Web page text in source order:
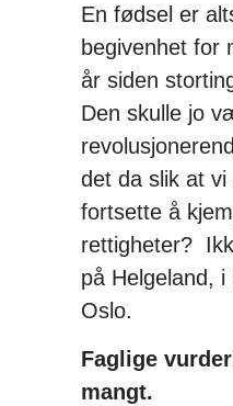
En fødsel er
begivenhet for
år siden
Den skulle jo
det da slik at
fortsette å
rettigheter?
på Helgeland,
Oslo.
Faglige
mangt.